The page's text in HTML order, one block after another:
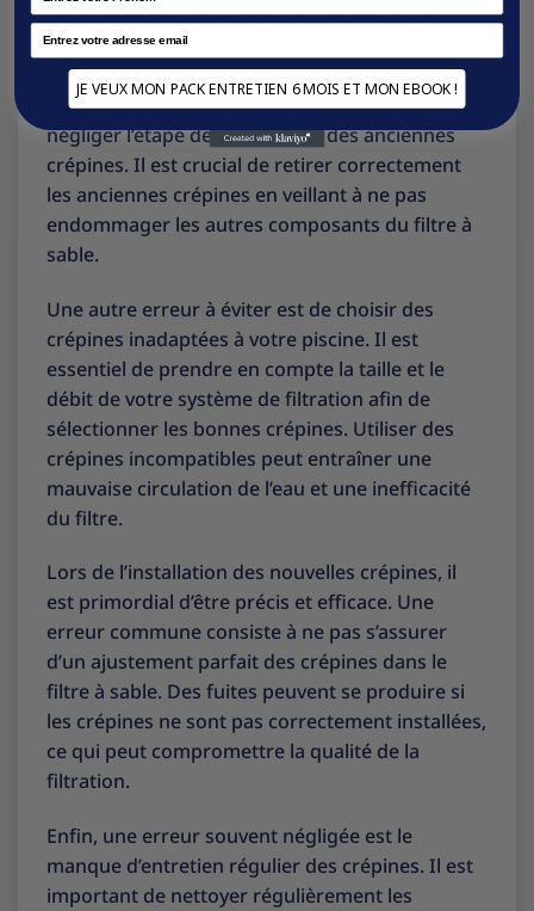
il est important de prendre le temps de bien
comprendre le fonctionnement du système et
de suivre les instructions fournies par le
fabricant. Une erreur fréquente consiste à
négliger l’étape de démontage des anciennes
crépines. Il est crucial de retirer correctement
les anciennes crépines en veillant à ne pas
endommager les autres composants du filtre à
sable.
Une autre erreur à éviter est de choisir des
crépines inadaptées à votre piscine. Il est
essentiel de prendre en compte la taille et le
débit de votre système de filtration afin de
sélectionner les bonnes crépines. Utiliser des
crépines incompatibles peut entraîner une
mauvaise circulation de l’eau et une inefficacité
du filtre.
Lors de l’installation des nouvelles crépines, il
est primordial d’être précis et efficace. Une
erreur commune consiste à ne pas s’assurer
d’un ajustement parfait des crépines dans le
filtre à sable. Des fuites peuvent se produire si
les crépines ne sont pas correctement installées,
ce qui peut compromettre la qualité de la
filtration.
Enfin, une erreur souvent négligée est le
manque d’entretien régulier des crépines. Il est
important de nettoyer régulièrement les
Email
JE VEUX MON PACK ENTRETIEN 6 MOIS ET MON EBOOK !